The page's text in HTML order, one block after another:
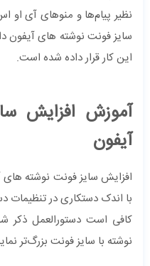
نظیر پیام‌ها و منوهای آی او
سایز فونت نوشته های آیفون
این کار قرار داده شده است.
آموزش افزایش
آیفون
افزایش سایز فونت نوشته
با اندک دستکاری در تنظیمات
کافی است دستورالعمل ذکر
نوشته با سایز فونت بزرگ‌تر